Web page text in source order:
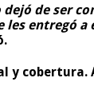
dejó de ser
entregó
y